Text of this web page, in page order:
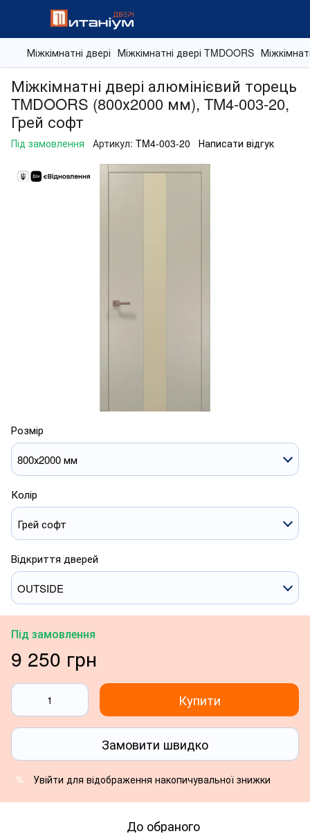
Міжкімнатні двері Міжкімнатні двері TMDOORS
Міжкімнатні двері алюмінієвий торець
TMDOORS (800х2000 мм), TM4-003-20,
Грей софт
Під замовлення Артикул: TM4-003-20 Написати відгук
Розмір
800х2000 мм
Колір
Грей софт
Відкриття дверей
OUTSIDE
Під замовлення
9 250 грн
Купити
Замовити швидко
% Увійти для відображення накопичувальної знижки
До обраного